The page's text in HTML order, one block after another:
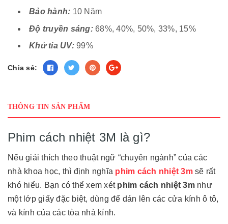
Bảo hành: 10 Năm
Độ truyền sáng:68%, 40%, 50%, 33%, 15%
Khử tia UV:99%
Chia sẻ:
THÔNG TIN SẢN PHẨM
Phim cách nhiệt 3M là gì?
Nếu giải thích theo thuật ngữ “chuyên ngành” của các
nhà khoa học, thì định nghĩa phim cách nhiệt 3msẽ rất
khó hiểu. Bạn có thể xem xét phim cách nhiệt 3mnhư
một lớp giấy đặc biệt, dùng để dán lên các cửa kính ô tô,
và kính của các tòa nhà kính.